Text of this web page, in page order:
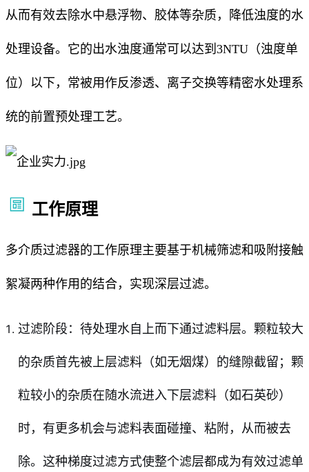
从而有效去除水中悬浮物、胶体等杂质，降低浊度的水
处理设备。它的出水浊度通常可以达到3NTU（浊度单
位）以下，常被用作反渗透、离子交换等精密水处理系
统的前置预处理工艺。
工作原理
多介质过滤器的工作原理主要基于机械筛滤和吸附接触
絮凝两种作用的结合，实现深层过滤。
过滤阶段：待处理水自上而下通过滤料层。颗粒较大
的杂质首先被上层滤料（如无烟煤）的缝隙截留；颗
粒较小的杂质在随水流进入下层滤料（如石英砂）
时，有更多机会与滤料表面碰撞、粘附，从而被去
除。这种梯度过滤方式使整个滤层都成为有效过滤单